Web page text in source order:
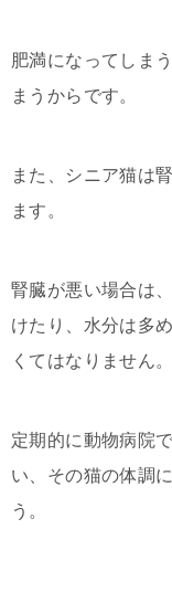
肥満になってしま
まうからです。
また、シニア猫は
ます。
腎臓が悪い場合は
けたり、水分は多
くてはなりません。
定期的に動物病院
い、その猫の体調
う。